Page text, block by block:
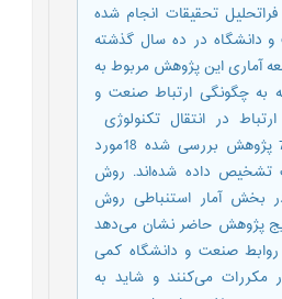
تحقیقات انجام شده
دانشگاه در ده سال گذشته
آماری این پژوهش مربوط به
به چگونگی ارتباط صنعت و
در انتقال تکنولوژی
پرداخته‌اند. از میان 74 پژوهش بررسی شده 18مورد
تشخیص داده شده‌اند. روش
بخش آمار استنباطی روش
پژوهش حاضر نشان می‌دهد
صنعت و دانشگاه کمی
مکررات می‌کنند و شاید به